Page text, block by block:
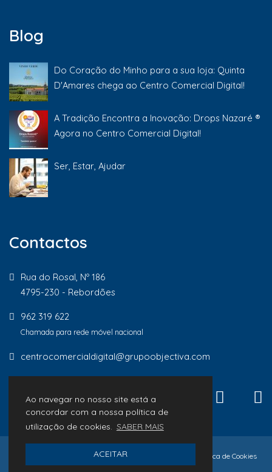
Ao navegar no nosso site está a
concordar com a nossa política de
utilização de cookies. SABER MAIS
ACEITAR
Blog
Do Coração do Minho para a sua loja: Quinta
D'Amares chega ao Centro Comercial Digital!
A Tradição Encontra a Inovação: Drops Nazaré ®
Agora no Centro Comercial Digital!
Ser, Estar, Ajudar
Contactos
Rua do Rosal, Nº 186
4795-230 - Rebordões
962 319 622
Chamada para rede móvel nacional
centrocomercialdigital@grupoobjectiva.com
© 2026 Lojas de Proximidade Política de Privacidade
Política de Cookies